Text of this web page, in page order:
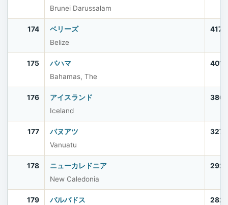
Brunei Darussalam
174
ベリーズ
Belize
175
バハマ
Bahamas, The
176
アイスランド
Iceland
177
バヌアツ
Vanuatu
178
ニューカレドニア
New Caledonia
179
バルバドス